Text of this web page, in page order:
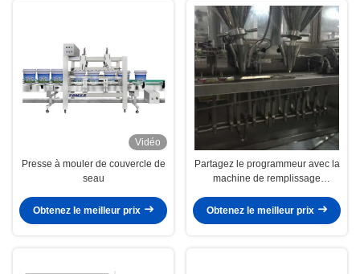
Vidéo
Presse à mouler de couvercle de
seau
Obtenez le meilleur prix
Partagez le programmeur avec la
machine de remplissage
passage élevé
Obtenez le meilleur prix